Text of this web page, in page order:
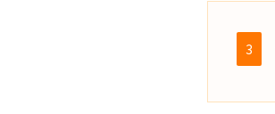
3